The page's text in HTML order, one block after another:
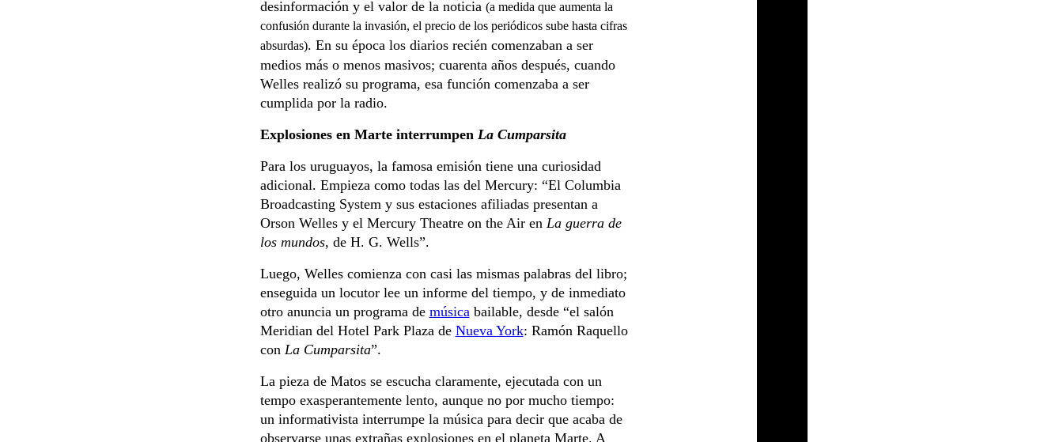
desinformación y el valor de la noticia (a medida que aumenta la
confusión durante la invasión, el precio de los periódicos sube hasta cifras
absurdas). En su época los diarios recién comenzaban a ser
medios más o menos masivos; cuarenta años después, cuando
Welles realizó su programa, esa función comenzaba a ser
cumplida por la radio.
Explosiones en Marte interrumpen La Cumparsita
Para los uruguayos, la famosa emisión tiene una curiosidad
adicional. Empieza como todas las del Mercury: “El Columbia
Broadcasting System y sus estaciones afiliadas presentan a
Orson Welles y el Mercury Theatre on the Air en La guerra de
los mundos, de H. G. Wells”.
Luego, Welles comienza con casi las mismas palabras del libro;
enseguida un locutor lee un informe del tiempo, y de inmediato
otro anuncia un programa de música bailable, desde “el salón
Meridian del Hotel Park Plaza de Nueva York: Ramón Raquello
con La Cumparsita”.
La pieza de Matos se escucha claramente, ejecutada con un
tempo exasperantemente lento, aunque no por mucho tiempo:
un informativista interrumpe la música para decir que acaba de
observarse unas extrañas explosiones en el planeta Marte. A